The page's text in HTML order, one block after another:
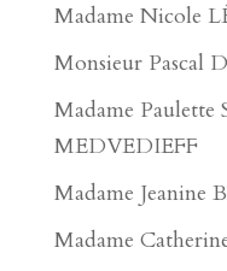
Madame Nicole
Monsieur Pascal
Madame Paulette
MEDVEDIEFF
Madame Jeanine
Madame